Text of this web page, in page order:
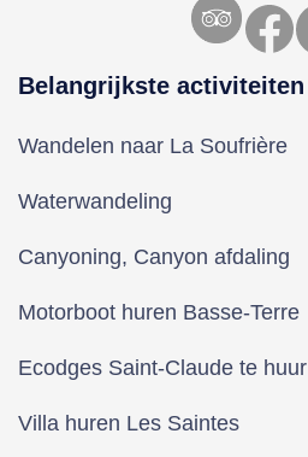
Facebook
Belangrijkste activiteiten
Wandelen naar La Soufrière
Waterwandeling
Canyoning, Canyon afdaling
Motorboot huren Basse-Terre
Ecodges Saint-Claude te huur
Villa huren Les Saintes